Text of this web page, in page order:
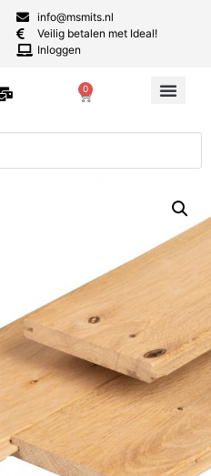
info@msmits.nl
Veilig betalen met Ideal!
Inloggen
0